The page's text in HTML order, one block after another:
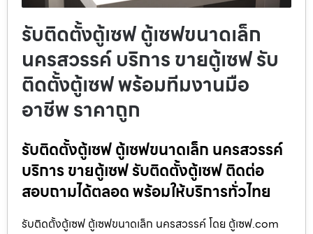
รับติดตั้งตู้เซฟ ตู้เซฟขนาดเล็ก
นครสวรรค์ บริการ ขายตู้เซฟ รับ
ติดตั้งตู้เซฟ พร้อมทีมงานมือ
อาชีพ ราคาถูก
รับติดตั้งตู้เซฟ ตู้เซฟขนาดเล็ก นครสวรรค์
บริการ ขายตู้เซฟ รับติดตั้งตู้เซฟ ติดต่อ
สอบถามได้ตลอด พร้อมให้บริการทั่วไทย
รับติดตั้งตู้เซฟ ตู้เซฟขนาดเล็ก นครสวรรค์ โดย ตู้เซฟ.com